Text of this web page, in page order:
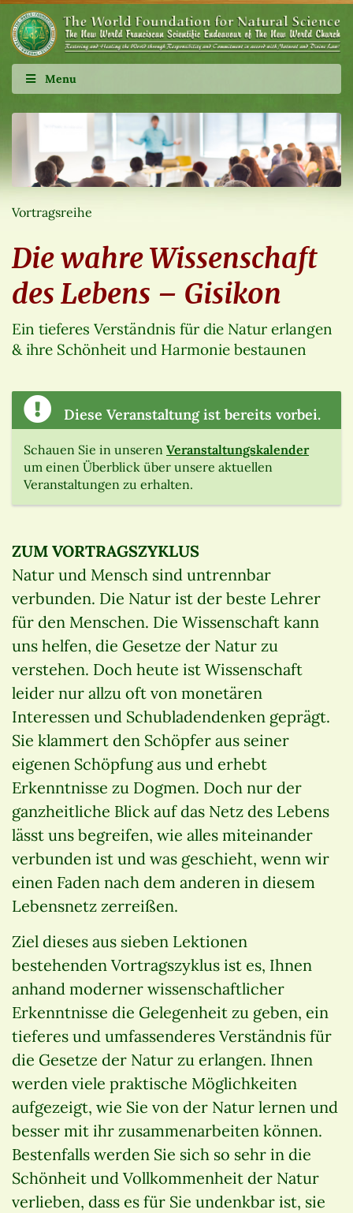
Menu
Vortragsreihe
Die wahre Wissenschaft
des Lebens – Gisikon
Ein tieferes Verständnis für die Natur erlangen
& ihre Schönheit und Harmonie bestaunen
Diese Veranstaltung ist bereits vorbei.
Schauen Sie in unseren Veranstaltungskalender
um einen Überblick über unsere aktuellen
Veranstaltungen zu erhalten.
ZUM VORTRAGSZYKLUS
Natur und Mensch sind untrennbar
verbunden. Die Natur ist der beste Lehrer
für den Menschen. Die Wissenschaft kann
uns helfen, die Gesetze der Natur zu
verstehen. Doch heute ist Wissenschaft
leider nur allzu oft von monetären
Interessen und Schubladendenken geprägt.
Sie klammert den Schöpfer aus seiner
eigenen Schöpfung aus und erhebt
Erkenntnisse zu Dogmen. Doch nur der
ganzheitliche Blick auf das Netz des Lebens
lässt uns begreifen, wie alles miteinander
verbunden ist und was geschieht, wenn wir
einen Faden nach dem anderen in diesem
Lebensnetz zerreißen.
Ziel dieses aus sieben Lektionen
bestehenden Vortragszyklus ist es, Ihnen
anhand moderner wissenschaftlicher
Erkenntnisse die Gelegenheit zu geben, ein
tieferes und umfassenderes Verständnis für
die Gesetze der Natur zu erlangen. Ihnen
werden viele praktische Möglichkeiten
aufgezeigt, wie Sie von der Natur lernen und
besser mit ihr zusammenarbeiten können.
Bestenfalls werden Sie sich so sehr in die
Schönheit und Vollkommenheit der Natur
verlieben, dass es für Sie undenkbar ist, sie